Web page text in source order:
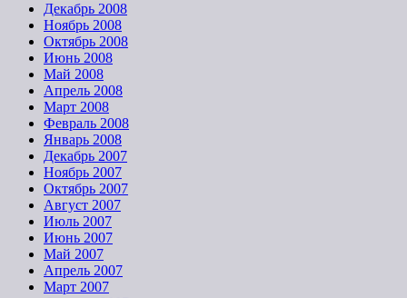
Декабрь 2008
Ноябрь 2008
Октябрь 2008
Июнь 2008
Май 2008
Апрель 2008
Март 2008
Февраль 2008
Январь 2008
Декабрь 2007
Ноябрь 2007
Октябрь 2007
Август 2007
Июль 2007
Июнь 2007
Май 2007
Апрель 2007
Март 2007